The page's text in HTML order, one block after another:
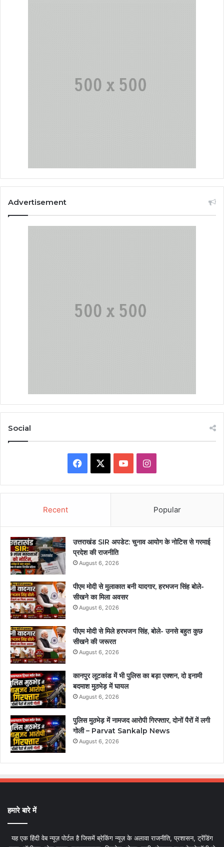
Advertisement
Social
Facebook YouTubeInstagram
Recent Popular
उत्तराखंड SIR अपडेट: चुनाव आयोग के नोटिस से गरमाई
प्रदेश की राजनीति
August 6, 2026
पीएम मोदी से मुलाकात बनी यादगार, हरभजन सिंह बोले-
सीखने का मिला अवसर
August 6, 2026
पीएम मोदी से मिले हरभजन सिंह, बोले- उनसे बहुत कुछ
सीखने की जरूरत
August 6, 2026
कानपुर लूटकांड में भी पुलिस का बड़ा एक्शन, दो इनामी
बदमाश मुठभेड़ में घायल
August 6, 2026
पुलिस मुठभेड़ में नामजद आरोपी गिरफ्तार, दोनों पैरों में लगी
गोली – Parvat Sankalp News
August 6, 2026
हमारे बारे में
यह एक हिंदी वेब न्यूज़ पोर्टल है जिसमें ब्रेकिंग न्यूज़ के अलावा राजनीति, प्रशासन, ट्रेंडिंग